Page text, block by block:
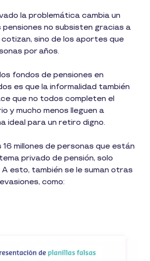
la problemática cambia un
pensiones no subsisten gracias a
sino de los aportes que
por años.
fondos de pensiones en
es que la informalidad también
que no todos completen el
y mucho menos lleguen a
ideal para un retiro digno.
16 millones de personas que están
privado de pensión, solo
A esto, también se le suman otras
como: